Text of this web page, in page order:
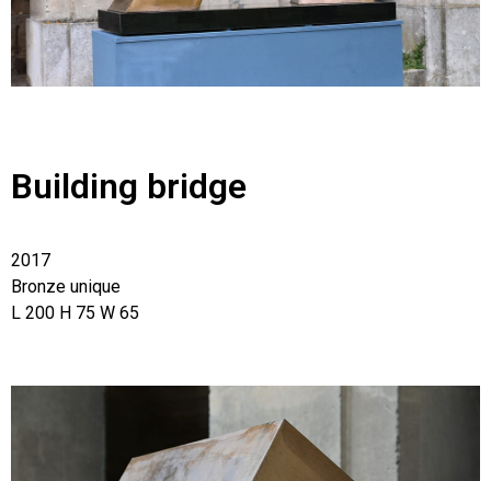
Building bridge
2017
Bronze unique
L 200 H 75 W 65